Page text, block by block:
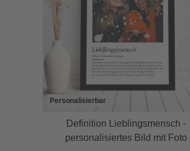
Personalisierbar
Definition Lieblingsmensch -
personalisiertes Bild mit Foto